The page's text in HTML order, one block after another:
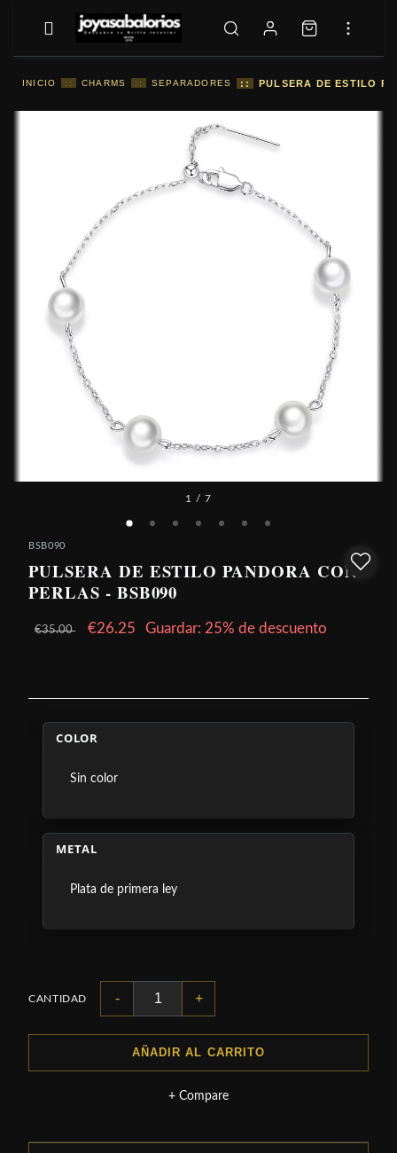
INICIO :: CHARMS :: SEPARADORES :: PULSERA DE ESTILO
1 / 7
BSB090
PULSERA DE ESTILO PANDORA CON
PERLAS - BSB090
€35.00 €26.25 Guardar: 25% de descuento
COLOR
Sin color
METAL
Plata de primera ley
CANTIDAD - +
AÑADIR AL CARRITO
+ Compare